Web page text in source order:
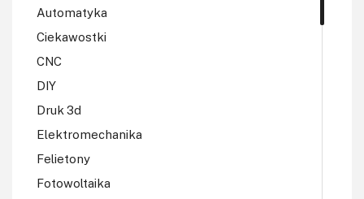
Automatyka
Ciekawostki
CNC
DIY
Druk 3d
Elektromechanika
Felietony
Fotowoltaika